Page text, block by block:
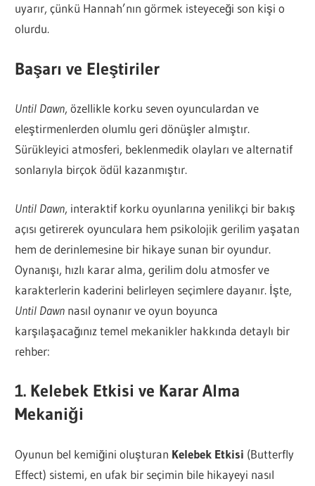
uyarır, çünkü Hannah’nın görmek isteyeceği son kişi o
olurdu.
Başarı ve Eleştiriler
Until Dawn, özellikle korku seven oyunculardan ve
eleştirmenlerden olumlu geri dönüşler almıştır.
Sürükleyici atmosferi, beklenmedik olayları ve alternatif
sonlarıyla birçok ödül kazanmıştır.
Until Dawn, interaktif korku oyunlarına yenilikçi bir bakış
açısı getirerek oyunculara hem psikolojik gerilim yaşatan
hem de derinlemesine bir hikaye sunan bir oyundur.
Oynanışı, hızlı karar alma, gerilim dolu atmosfer ve
karakterlerin kaderini belirleyen seçimlere dayanır. İşte,
Until Dawn nasıl oynanır ve oyun boyunca
karşılaşacağınız temel mekanikler hakkında detaylı bir
rehber:
1. Kelebek Etkisi ve Karar Alma
Mekaniği
Oyunun bel kemiğini oluşturan Kelebek Etkisi (Butterfly
Effect) sistemi, en ufak bir seçimin bile hikayeyi nasıl